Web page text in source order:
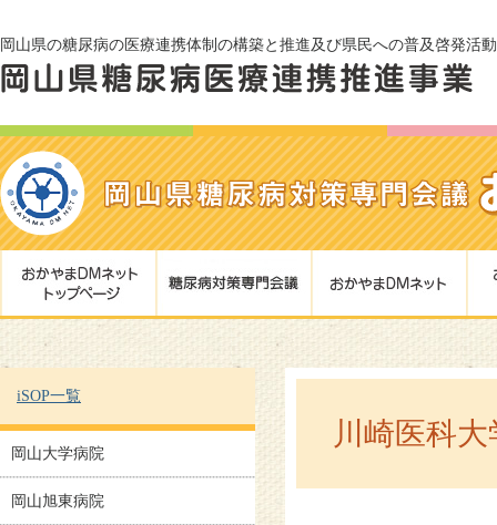
岡山県の糖尿病の医療連携体制の構築と推進及び県民への普及啓発活
川崎医科
iSOP一覧
岡山大学病院
岡山旭東病院